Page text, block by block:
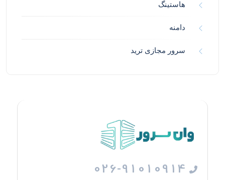
هاستینگ
دامنه
سرور مجازی ترید
026-91010914